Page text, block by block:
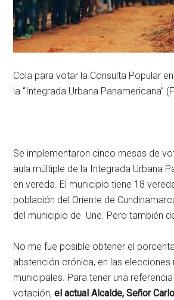
Cola para votar la Consulta Popular
la “Integrada Urbana Panamericana”
Se implementaron cinco mesas de
aula múltiple de la Integrada Urbana
en vereda. El municipio tiene 18
población del Oriente de
del municipio de Une. Pero también
No me fue posible obtener el
abstención crónica, en las elecciones
municipales. Para tener una
votación,el actual Alcalde, Señor